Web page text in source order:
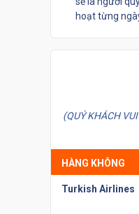
hoạt từng
(QUÝ KHÁCH
HÀNG KHÔNG
Turkish Airlines